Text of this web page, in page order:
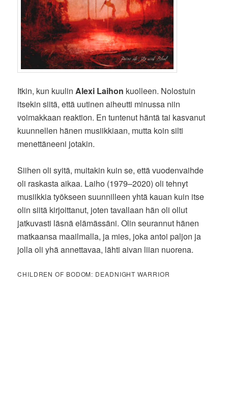
Itkin, kun kuulinAlexi Laihon kuolleen. Nolostuin
itsekin siitä, että uutinen aiheutti minussa niin
voimakkaan reaktion. En tuntenut häntä tai kasvanut
kuunnellen hänen musiikkiaan, mutta koin silti
menettäneeni jotakin.
Siihen oli syitä, muitakin kuin se, että vuodenvaihde
oli raskasta aikaa. Laiho (1979–2020) oli tehnyt
musiikkia työkseen suunnilleen yhtä kauan kuin itse
olin siitä kirjoittanut, joten tavallaan hän oli ollut
jatkuvasti läsnä elämässäni. Olin seurannut hänen
matkaansa maailmalla, ja mies, joka antoi paljon ja
jolla oli yhä annettavaa, lähti aivan liian nuorena.
CHILDREN OF BODOM: DEADNIGHT WARRIOR